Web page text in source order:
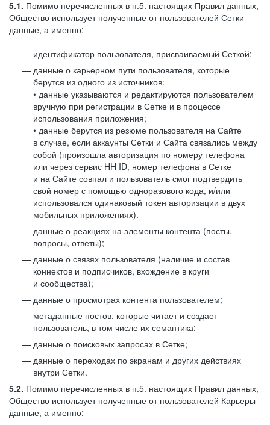
5.1. Помимо перечисленных в п.5. настоящих Правил данных,
Общество использует полученные от пользователей Сетки
данные, а именно:
идентификатор пользователя, присваиваемый Сеткой;
данные о карьерном пути пользователя, которые
берутся из одного из источников:
• данные указываются и редактируются пользователем
вручную при регистрации в Сетке и в процессе
использования приложения;
• данные берутся из резюме пользователя на Сайте
в случае, если аккаунты Сетки и Сайта связались между
собой (произошла авторизация по номеру телефона
или через сервис HH ID, номер телефона в Сетке
и на Сайте совпал и пользователь смог подтвердить
свой номер с помощью одноразового кода, и/или
использовался одинаковый токен авторизации в двух
мобильных приложениях).
данные о реакциях на элементы контента (посты,
вопросы, ответы);
данные о связях пользователя (наличие и состав
коннектов и подписчиков, вхождение в круги
и сообщества);
данные о просмотрах контента пользователем;
метаданные постов, которые читает и создает
пользователь, в том числе их семантика;
данные о поисковых запросах в Сетке;
данные о переходах по экранам и других действиях
внутри Сетки.
5.2. Помимо перечисленных в п.5. настоящих Правил данных,
Общество использует полученные от пользователей Карьеры
данные, а именно: